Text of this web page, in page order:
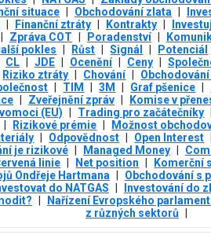
situace Obchodování zlata
Finanční ztráty Kontrakty
Zpráva COT Poradenství
pokles Růst Signál
Potenciál
CL JDE Ocenění Ceny
Riziko ztráty Chování
TIM 3М Graf pšenice
Zveřejnění zpráv
Komise v
(EU)
Trading pro začátečníky
Rizikové prémie
Možnost
Odpovědnost Open Interest
je rizikové Managed Money
linie Net position
Komerční
Ondřeje Hartmana
Obchodování s
do NATGAS
Investování do
Nařízení Evropského
z různých sektorů